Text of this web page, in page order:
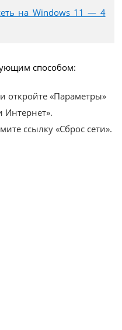
на Windows 11 — 4
способом:
откройте «Параметры»
Интернет».
ссылку «Сброс сети».